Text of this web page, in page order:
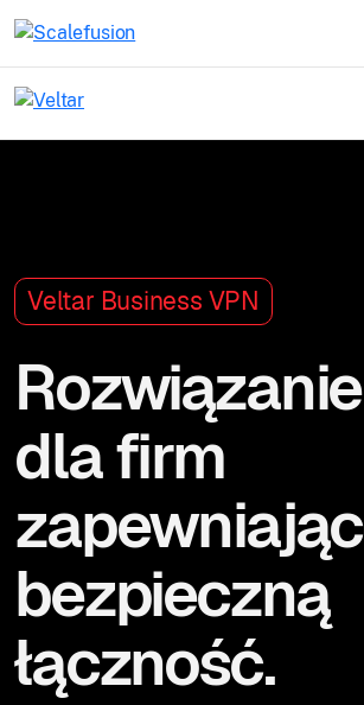
Veltar Business VPN
dla firm
bezpieczną
łączność.